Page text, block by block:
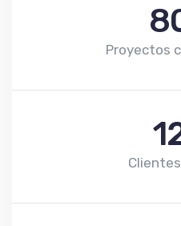
Proyectos